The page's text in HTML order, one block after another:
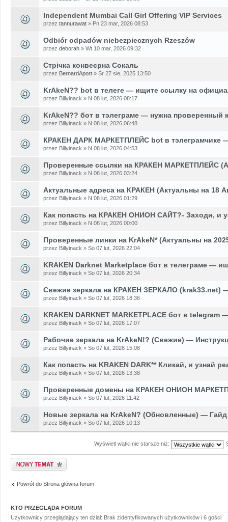
Independent Mumbai Call Girl Offering VIP Services
przez tannurawat » Pn 23 mar, 2026 08:53
Odbiór odpadów niebezpiecznych Rzeszów
przez deborah » Wt 10 mar, 2026 09:32
Стрічка конвеєрна Сокаль
przez BernardAport » Śr 27 sie, 2025 13:50
KrAkeN?? bot в телеге — ищите ссылку на
przez Billyinack » N 08 lut, 2026 08:17
KrAkeN?? бот в тэлеграме — нужна проверенный
przez Billyinack » N 08 lut, 2026 06:48
КРАКЕН ДАРК МАРКЕТПЛЕЙС bot в тэлеграмчике
przez Billyinack » N 08 lut, 2026 04:53
Проверенные ссылки на КРАКЕН МАРКЕТПЛЕЙС
przez Billyinack » N 08 lut, 2026 03:24
Актуальные адреса на КРАКЕН (Актуальны на 18
przez Billyinack » N 08 lut, 2026 01:29
Как попасть на КРАКЕН ОНИОН САЙТ?- Заходи, и
przez Billyinack » N 08 lut, 2026 00:00
Проверенные линки на KrAkeN* (Актуальны на
przez Billyinack » So 07 lut, 2026 22:04
KRAKEN Darknet Marketplace бот в телеграме —
przez Billyinack » So 07 lut, 2026 20:34
Свежие зеркала на КРАКЕН ЗЕРКАЛО (krak33.net)
przez Billyinack » So 07 lut, 2026 18:36
KRAKEN DARKNET MARKETPLACE бот в telegram
przez Billyinack » So 07 lut, 2026 17:07
Рабочие зеркала на KrAkeN!? (Свежие) —
przez Billyinack » So 07 lut, 2026 15:08
Как попасть на KRAKEN DARK** Кликай, и узнай
przez Billyinack » So 07 lut, 2026 13:38
Проверенные домены на КРАКЕН ОНИОН
przez Billyinack » So 07 lut, 2026 11:42
Новые зеркала на KrAkeN? (Обновленные) — Гайд
przez Billyinack » So 07 lut, 2026 10:13
Wyświetl wątki nie starsze niż:
Napisz wątek
Powrót do Strona główna forum
KTO PRZEGLĄDA FORUM
Użytkownicy przeglądający ten dział: Brak zidentyfikowanych użytkowników i 6 gości